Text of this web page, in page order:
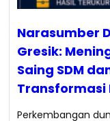
Narasumber
Gresik:
Saing SDM
Transformasi
Perkembangan